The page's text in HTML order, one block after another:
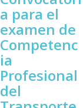
a para el
examen de
Competenc
ia
Profesional
del